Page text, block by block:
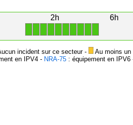
2h
6h
incident sur ce secteur -
Au moins
en IPV4 - NRA-75 : équipement en